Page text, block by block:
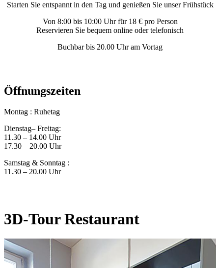
Starten Sie entspannt in den Tag und genießen Sie unser Frühstück
Von 8:00 bis 10:00 Uhr für 18 € pro Person
Reservieren Sie bequem online oder telefonisch
Buchbar bis 20.00 Uhr am Vortag
Öffnungszeiten
Montag : Ruhetag
Dienstag– Freitag:
11.30 – 14.00 Uhr
17.30 – 20.00 Uhr
Samstag & Sonntag :
11.30 – 20.00 Uhr
3D-Tour Restaurant